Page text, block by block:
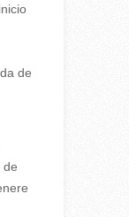
de
de